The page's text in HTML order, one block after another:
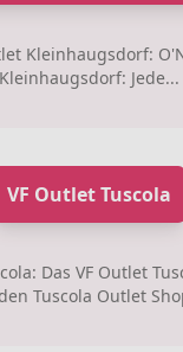
Kleinhaugsdorf:
Kleinhaugsdorf: Jede...
VF Outlet Tuscola
Das VF Outlet
Tuscola Outlet